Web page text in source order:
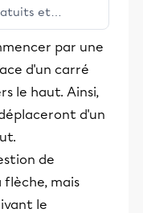
et
les élèves
réussite par une
d'un carré
le haut. Ainsi,
d'un
de
mais
le